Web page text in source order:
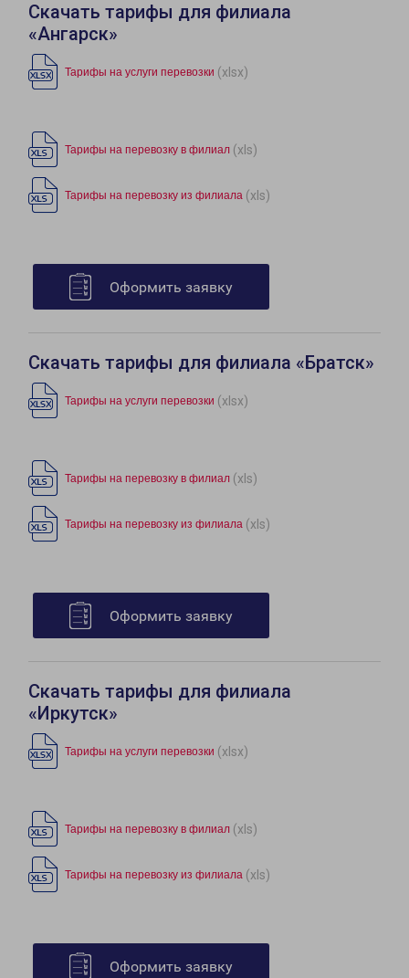
Скачать тарифы для филиала
«Ангарск»
Тарифы на услуги перевозки (xlsx)
Тарифы на перевозку в филиал (xls)
Тарифы на перевозку из филиала (xls)
Оформить заявку
Скачать тарифы для филиала «Братск»
Тарифы на услуги перевозки (xlsx)
Тарифы на перевозку в филиал (xls)
Тарифы на перевозку из филиала (xls)
Оформить заявку
Скачать тарифы для филиала
«Иркутск»
Тарифы на услуги перевозки (xlsx)
Тарифы на перевозку в филиал (xls)
Тарифы на перевозку из филиала (xls)
Оформить заявку